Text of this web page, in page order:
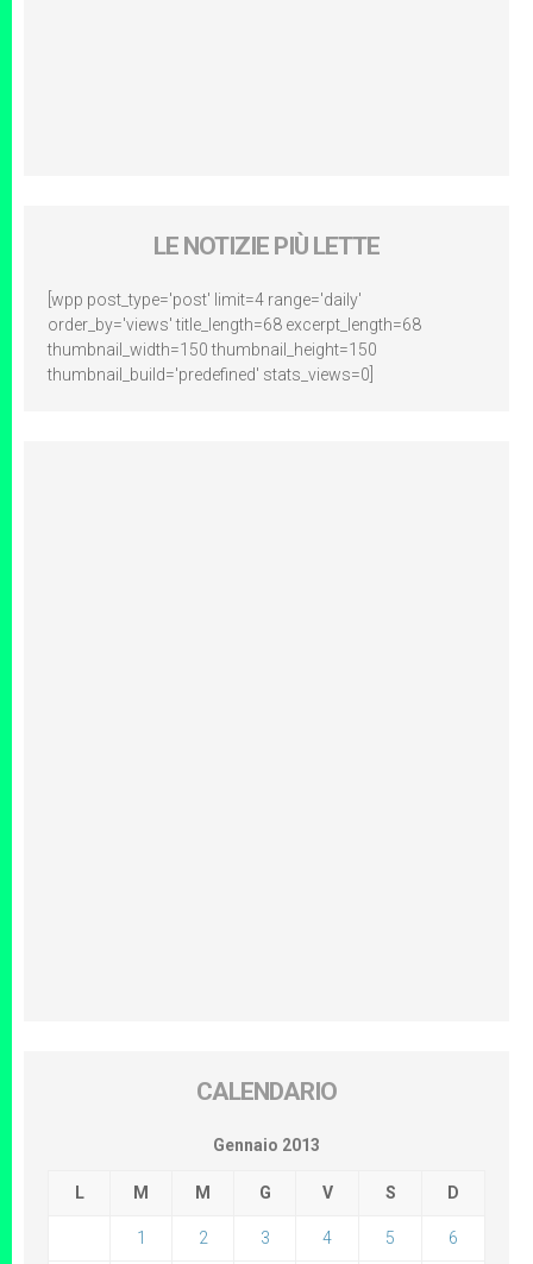
LE NOTIZIE PIÙ LETTE
[wpp post_type='post' limit=4 range='daily'
order_by='views' title_length=68 excerpt_length=68
thumbnail_width=150 thumbnail_height=150
thumbnail_build='predefined' stats_views=0]
CALENDARIO
Gennaio 2013
L M M G V S D
1 2 3 4 5 6